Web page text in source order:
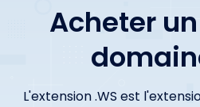
Acheter
L'extension .WS est